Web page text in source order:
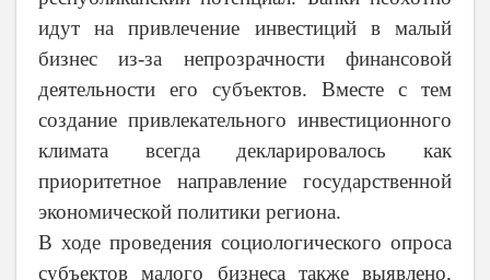
идут на привлечение инвестиций в малый
бизнес из-за непрозрачности финансовой
деятельности его субъектов. Вместе с тем
создание привлекательного инвестиционного
климата всегда декларировалось как
приоритетное направление государственной
экономической политики региона.
В ходе проведения социологического опроса
субъектов малого бизнеса также выявлено,